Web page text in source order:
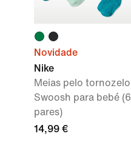
Novidade
Nike
Meias pelo tornozelo
Swoosh para bebé (6
pares)
14,99 €